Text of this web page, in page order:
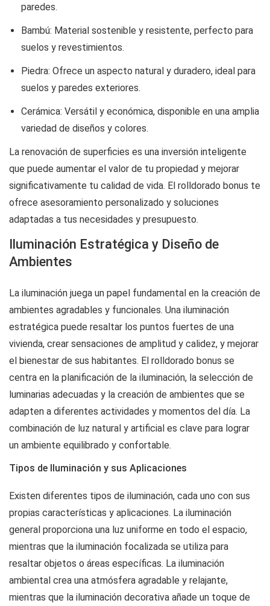
paredes.
Bambú: Material sostenible y resistente, perfecto para
suelos y revestimientos.
Piedra: Ofrece un aspecto natural y duradero, ideal para
suelos y paredes exteriores.
Cerámica: Versátil y económica, disponible en una amplia
variedad de diseños y colores.
La renovación de superficies es una inversión inteligente
que puede aumentar el valor de tu propiedad y mejorar
significativamente tu calidad de vida. El rolldorado bonus te
ofrece asesoramiento personalizado y soluciones
adaptadas a tus necesidades y presupuesto.
Iluminación Estratégica y Diseño de
Ambientes
La iluminación juega un papel fundamental en la creación de
ambientes agradables y funcionales. Una iluminación
estratégica puede resaltar los puntos fuertes de una
vivienda, crear sensaciones de amplitud y calidez, y mejorar
el bienestar de sus habitantes. El rolldorado bonus se
centra en la planificación de la iluminación, la selección de
luminarias adecuadas y la creación de ambientes que se
adapten a diferentes actividades y momentos del día. La
combinación de luz natural y artificial es clave para lograr
un ambiente equilibrado y confortable.
Tipos de Iluminación y sus Aplicaciones
Existen diferentes tipos de iluminación, cada uno con sus
propias características y aplicaciones. La iluminación
general proporciona una luz uniforme en todo el espacio,
mientras que la iluminación focalizada se utiliza para
resaltar objetos o áreas específicas. La iluminación
ambiental crea una atmósfera agradable y relajante,
mientras que la iluminación decorativa añade un toque de